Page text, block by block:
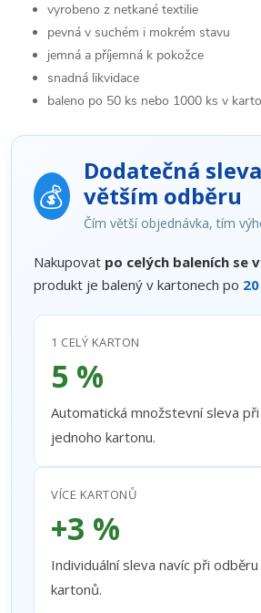
vyrobeno z netkané textilie
pevná v suchém i mokrém stavu
jemná a příjemná k pokožce
snadná likvidace
baleno po 50 ks nebo 1000 ks v
💰
Dodatečná
větším odběru
Čím větší objednávka, tím
Nakupovat po celých baleních se
produkt je balený v kartonech po
1 CELÝ KARTON
5 %
Automatická množstevní sleva při
jednoho kartonu.
VÍCE KARTONŮ
+3 %
Individuální sleva navíc při
kartonů.